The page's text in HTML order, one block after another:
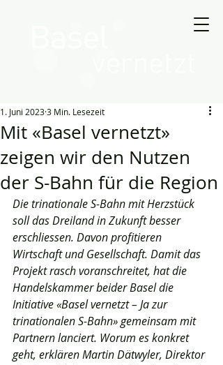
Mit «Basel vernetzt»
zeigen wir den Nutzen
der S-Bahn für die Region
1. Juni 20233 Min. Lesezeit
Die trinationale S-Bahn mit Herzstück
soll das Dreiland in Zukunft besser
erschliessen. Davon profitieren
Wirtschaft und Gesellschaft. Damit das
Projekt rasch voranschreitet, hat die
Handelskammer beider Basel die
Initiative «Basel vernetzt – Ja zur
trinationalen S-Bahn» gemeinsam mit
Partnern lanciert. Worum es konkret
geht, erklären Martin Dätwyler, Direktor